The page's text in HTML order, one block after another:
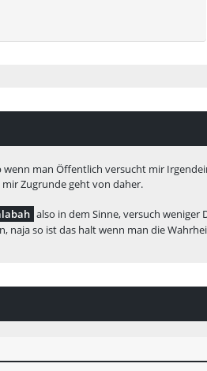
man Öffentlich versucht mir
Zugrunde geht von daher.
also in dem Sinne, versuch
naja so ist das halt wenn man die